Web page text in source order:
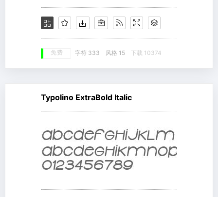
免费 字符 333 风格 15 下载 10374
Typolino ExtraBold Italic